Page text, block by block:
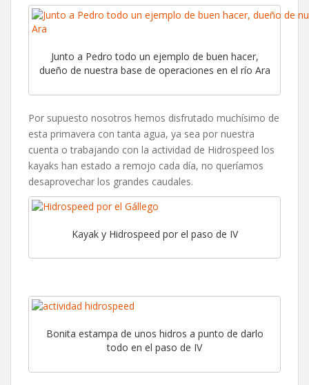
Junto a Pedro todo un ejemplo de buen hacer,
dueño de nuestra base de operaciones en el río Ara
Por supuesto nosotros hemos disfrutado muchísimo de
esta primavera con tanta agua, ya sea por nuestra
cuenta o trabajando con la actividad de Hidrospeed los
kayaks han estado a remojo cada día, no queríamos
desaprovechar los grandes caudales.
Kayak y Hidrospeed por el paso de IV
Bonita estampa de unos hidros a punto de darlo
todo en el paso de IV